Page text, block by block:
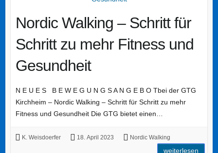
Nordic Walking – Schritt für
Schritt zu mehr Fitness und
Gesundheit
N E U E S B E W E G U N G S A N G E B O Tbei der GTG
Kirchheim – Nordic Walking – Schritt für Schritt zu mehr
Fitness und Gesundheit Die GTG bietet einen…
K. Weisdoerfer 18. April 2023 Nordic Walking
weiterlesen